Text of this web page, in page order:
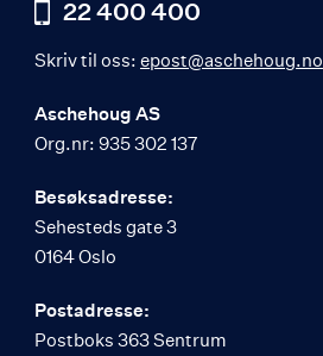
22 400 400
Skriv til oss: epost@aschehoug.no
Aschehoug AS
Org.nr: 935 302 137
Besøksadresse:
Sehesteds gate 3
0164 Oslo
Postadresse:
Postboks 363 Sentrum